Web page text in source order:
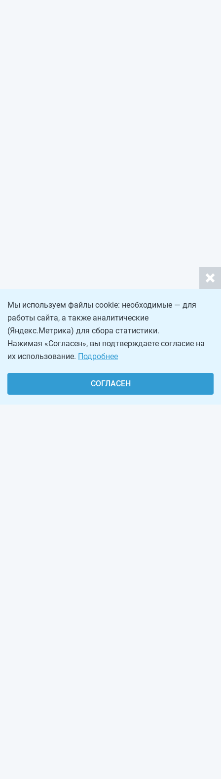
Мы используем файлы cookie: необходимые — для
работы сайта, а также аналитические
(Яндекс.Метрика) для сбора статистики.
Нажимая «Согласен», вы подтверждаете согласие на
их использование. Подробнее
СОГЛАСЕН